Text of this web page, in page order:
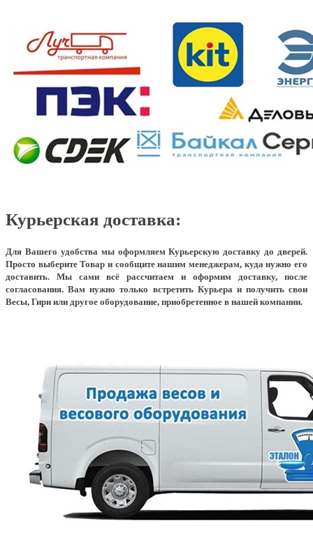
Курьерская доставка:
Для Вашего удобства мы оформляем Курьерскую доставку до дверей.
Просто выберите Товар и сообщите нашим менеджерам, куда нужно его
доставить. Мы сами всё рассчитаем и оформим доставку, после
согласования. Вам нужно только встретить Курьера и получить свои
Весы, Гири или другое оборудование, приобретенное в нашей компании.